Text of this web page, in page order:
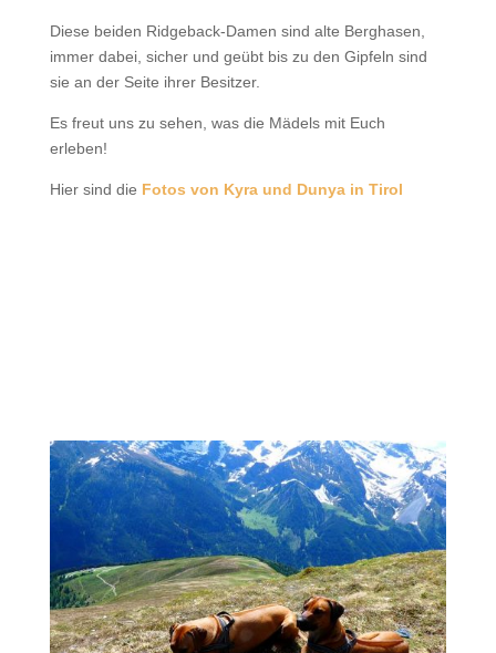
Diese beiden Ridgeback-Damen sind alte Berghasen,
immer dabei, sicher und geübt bis zu den Gipfeln sind
sie an der Seite ihrer Besitzer.
Es freut uns zu sehen, was die Mädels mit Euch
erleben!
Hier sind die Fotos von Kyra und Dunya in Tirol